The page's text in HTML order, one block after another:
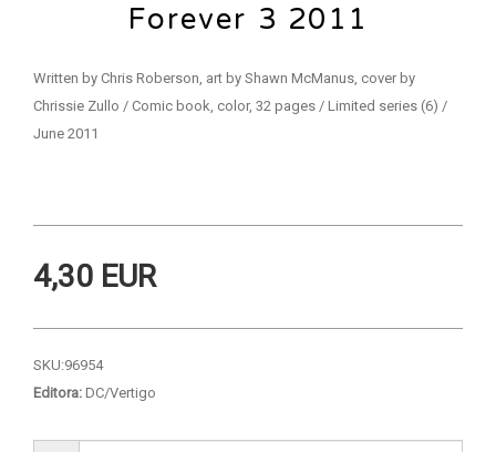
Forever 3 2011
Written by Chris Roberson, art by Shawn McManus, cover by
Chrissie Zullo / Comic book, color, 32 pages / Limited series (6) /
June 2011
4,30 EUR
SKU:96954
Editora: DC/Vertigo